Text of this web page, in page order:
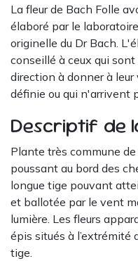
La fleur de Bach Folle
élaboré par le
originelle du Dr Bach.
conseillé à ceux qui
direction à donner à
définie ou qui n'arrivent
Descriptif de
Plante très commune
poussant au bord des
longue tige pouvant
et ballotée par le vent
lumière. Les fleurs
épis situés à l’extrémité
tige.